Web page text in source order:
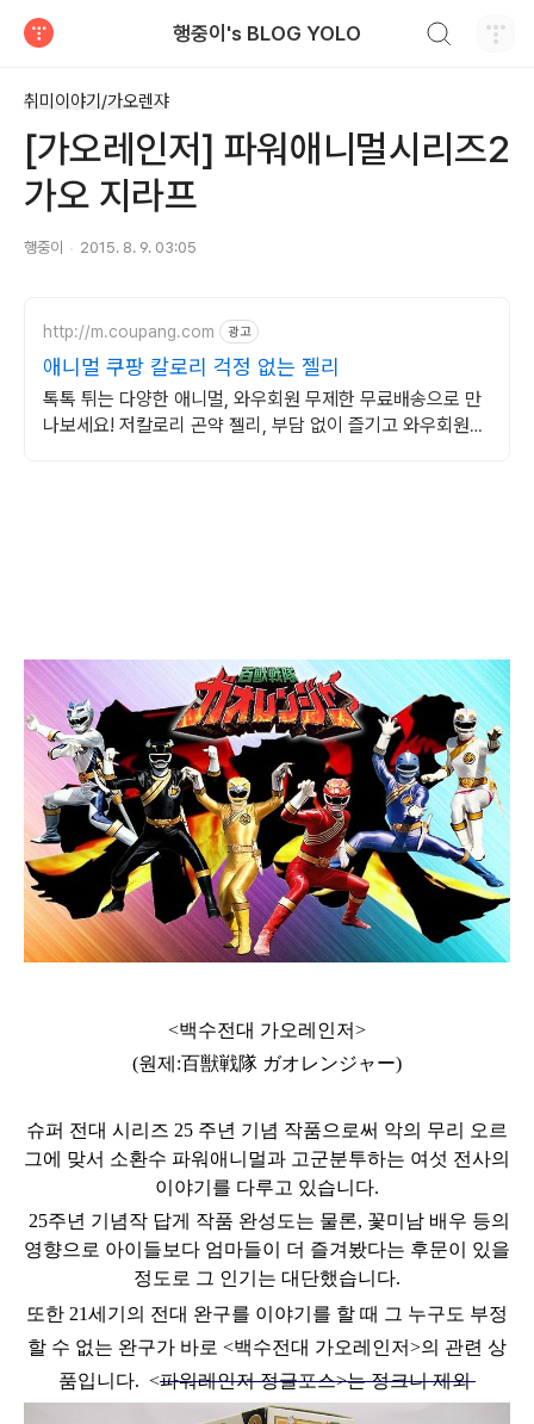
행중이's BLOG YOLO
취미이야기/가오렌쟈
[가오레인저] 파워애니멀시리즈2
가오 지라프
행중이 2015. 8. 9. 03:05
http://m.coupang.com 광고
애니멀 쿠팡 칼로리 걱정 없는 젤리
톡톡 튀는 다양한 애니멀, 와우회원 무제한 무료배송으로 만
나보세요! 저칼로리 곤약 젤리, 부담 없이 즐기고 와우회원
<백수전대 가오레인저>
(원제:百獣戦隊 ガオレンジャー)
슈퍼 전대 시리즈 25 주년 기념 작품으로써 악의 무리 오르
그에 맞서 소환수 파워애니멀과 고군분투하는 여섯 전사의
이야기를 다루고 있습니다.
25주년 기념작 답게 작품 완성도는 물론, 꽃미남 배우 등의
영향으로 아이들보다 엄마들이 더 즐겨봤다는 후문이 있을
정도로 그 인기는 대단했습니다.
또한 21세기의 전대 완구를 이야기를 할 때 그 누구도 부정
할 수 없는 완구가 바로 <백수전대 가오레인저>의 관련 상
품입니다. <파워레인저 정글포스>는 정크니 제외